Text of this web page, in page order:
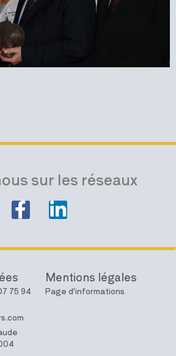
sur les réseaux
75 94
Mentions légales
Page d'informations